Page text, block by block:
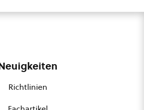
Richtlinien